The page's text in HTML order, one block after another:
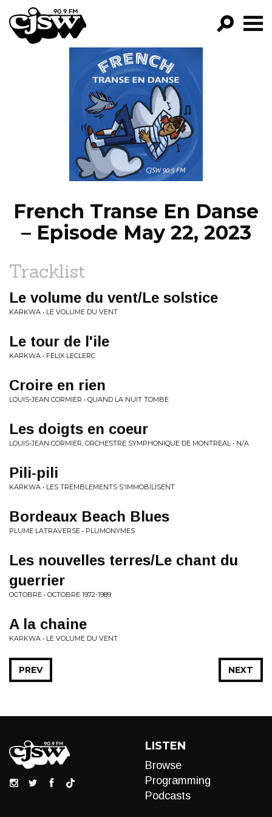
CJSW
PROGRAMS
EPISODES
NEWS
French Transe En Danse
– Episode May 22, 2023
Tracklist
Le volume du vent/Le solstice
KARKWA • LE VOLUME DU VENT
Le tour de l'ile
KARKWA • FELIX LECLERC
Croire en rien
LOUIS-JEAN CORMIER • QUAND LA NUIT TOMBE
Les doigts en coeur
LOUIS-JEAN CORMIER, ORCHESTRE SYMPHONIQUE DE MONTREAL • N/A
Pili-pili
KARKWA • LES TREMBLEMENTS S'IMMOBILISENT
Bordeaux Beach Blues
PLUME LATRAVERSE • PLUMONYMES
Les nouvelles terres/Le chant du
guerrier
OCTOBRE • OCTOBRE 1972-1989
A la chaine
KARKWA • LE VOLUME DU VENT
NEXT
PREV
LISTEN
Browse
Programming
Podcasts